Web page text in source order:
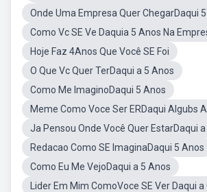
Onde Uma Empresa Quer ChegarDaqui
Como Vc SE Ve Daquia 5 Anos Na
Hoje Faz 4Anos Que Você SE Foi
O Que Vc Quer TerDaqui a 5 Anos
Como Me ImaginoDaqui 5 Anos
Meme Como Voce Ser ERDaqui Algubs
Ja Pensou Onde Você Quer EstarDaqui
Redacao Como SE ImaginaDaqui 5 Anos
Como Eu Me VejoDaqui a 5 Anos
Lider Em Mim ComoVoce SE Ver Daqui